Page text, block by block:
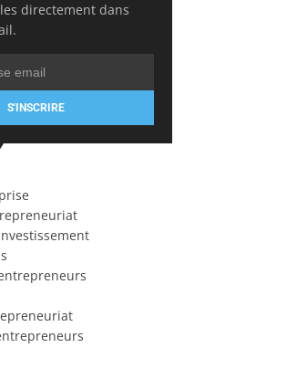
directement dans
S'INSCRIRE